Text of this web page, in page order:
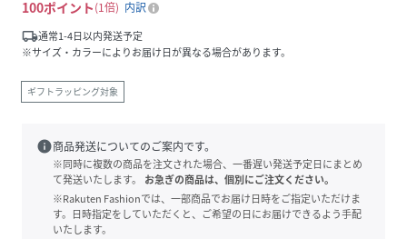
100ポイント 1倍
内訳
local_shipping通常1-4日以内発送予定
※サイズ・カラーによりお届け日が異なる場合があります。
ギフトラッピング対象
info商品発送についてのご案内です。
※同時に複数の商品を注文された場合、一番遅い発送予定日にまとめ
て発送いたします。
お急ぎの商品は、個別にご注文ください。
※Rakuten Fashionでは、一部商品でお届け日時をご指定いただけま
す。日時指定をしていただくと、ご希望の日にお届けできるよう手配
いたします。